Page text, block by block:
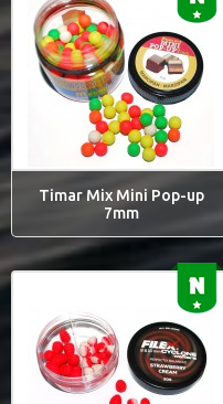
Timar Mix Mini Pop-up
7mm